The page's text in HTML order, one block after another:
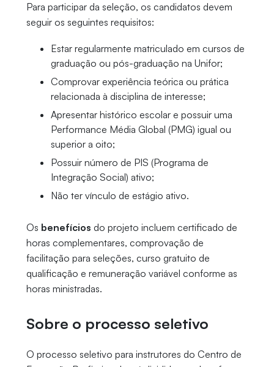
Para participar da seleção, os candidatos devem
seguir os seguintes requisitos:
Estar regularmente matriculado em cursos de
graduação ou pós-graduação na Unifor;
Comprovar experiência teórica ou prática
relacionada à disciplina de interesse;
Apresentar histórico escolar e possuir uma
Performance Média Global (PMG) igual ou
superior a oito;
Possuir número de PIS (Programa de
Integração Social) ativo;
Não ter vínculo de estágio ativo.
Os benefícios do projeto incluem certificado de
horas complementares, comprovação de
facilitação para seleções, curso gratuito de
qualificação e remuneração variável conforme as
horas ministradas.
Sobre o processo seletivo
O processo seletivo para instrutores do Centro de